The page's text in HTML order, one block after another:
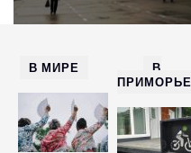
В МИРЕ
В
ПРИМОРЬЕ